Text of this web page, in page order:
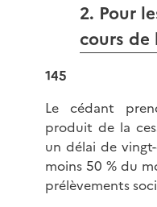
2. Pour
cours de
145
Le cédant
produit de la
un délai de
moins 50 % du
prélèvements